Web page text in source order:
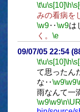
\t\u\s[10]\h
みの看病を
\w9‥\w9は
く。 \e
09/07/05 22:54
\t\u\s[10]\h
て思ったん
な‥\w9\w9
雨なんて一
\w9\w9\n